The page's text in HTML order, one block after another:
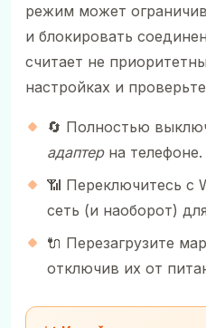
режим может
и блокировать
считает не
настройках и
🔄 Полностью
адаптерна телефоне.
📶 Переключитесь с
сеть (и наоборот)
🔌 Перезагрузите
отключив их от